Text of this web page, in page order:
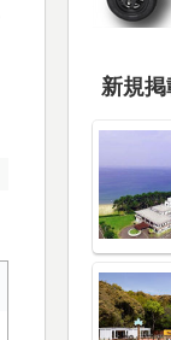
新規